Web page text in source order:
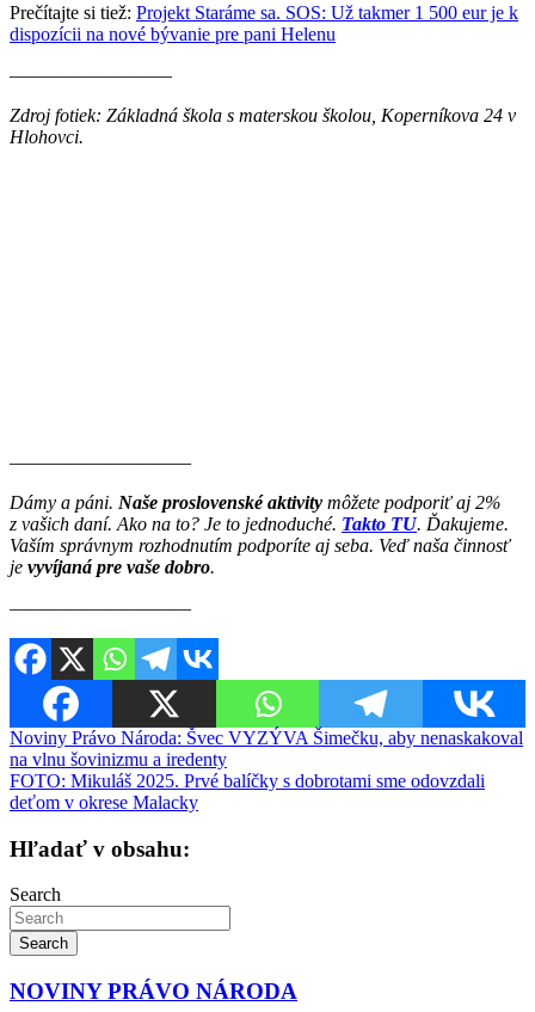
Prečítajte si tiež: Projekt Staráme sa. SOS: Už takmer 1 500 eur je k
dispozícii na nové bývanie pre pani Helenu
————————–
Zdroj fotiek: Základná škola s materskou školou, Koperníkova 24 v
Hlohovci.
———————–——
Dámy a páni. Naše proslovenské aktivity môžete podporiť aj 2%
z vašich daní. Ako na to? Je to jednoduché. Takto TU. Ďakujeme.
Vaším správnym rozhodnutím podporíte aj seba. Veď naša činnosť
je vyvíjaná pre vaše dobro.
———————–——
Navigácia
v
článku
Noviny Právo Národa: Švec VYZÝVA Šimečku, aby nenaskakoval
na vlnu šovinizmu a iredenty
FOTO: Mikuláš 2025. Prvé balíčky s dobrotami sme odovzdali
deťom v okrese Malacky
Hľadať v obsahu:
Search
Search
NOVINY PRÁVO NÁRODA